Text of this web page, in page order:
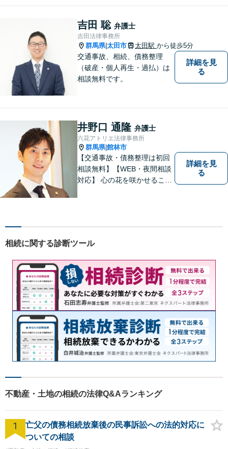
など一般民事から刑事事件、
顧問契約まで幅広い分野に対
応しております。
吉田 聡 弁護士
吉田法律事務所
群馬県|太田市 太田駅 から徒歩5分
交通事故、相続、債務整理
（破産・個人再生・過払）は
相談無料です。
詳細を見
る
井野口 通隆 弁護士
六花アトリエ法律事務所
群馬県|館林市
【交通事故・債務整理は初回
相談無料】【WEB・夜間相談
対応】 心の花を咲かせること
縁を心からお待ちしていま
詳細を見
る
相続に関する診断ツール
不動産・土地の相続の法律Q&Aランキング
1
亡父の債務相続放棄後の民事訴訟への法的対応に
ついての相談